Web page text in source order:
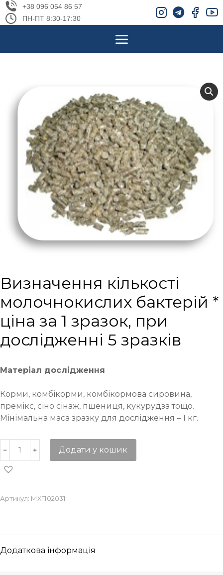
+38 096 054 86 57
ПН-ПТ 8:30-17:30
Визначення кількості
молочнокислих бактерій *
ціна за 1 зразок, при
дослідженні 5 зразків
Матеріал дослідження
Корми, комбікорми, комбікормова сировина,
премікс, сіно сінаж, пшениця, кукурудза тощо.
Мінімальна маса зразку для дослідження – 1 кг.
Додати у кошик
Артикул: МХП02031
Додаткова інформація